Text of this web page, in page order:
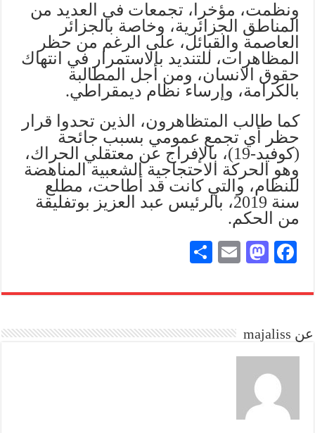
ونظمت، مؤخرا، تجمعات في العديد من
المناطق الجزائرية، وخاصة بالجزائر
العاصمة والقبائل، على الرغم من حظر
المظاهرات، للتنديد بالاستمرار في انتهاك
حقوق الانسان، ومن أجل المطالبة
بالكرامة، وإرساء نظام ديمقراطي.
كما طالب المتظاهرون، الذين تحدوا قرار
حظر أي تجمع عمومي بسبب جائحة
(كوفيد-19)، بالإفراج عن معتقلي الحراك،
وهو الحركة الاحتجاجية الشعبية المناهضة
للنظام، والتي كانت قد أطاحت، مطلع
سنة 2019، بالرئيس عبد العزيز بوتفليقة
من الحكم.
Fa
bo
M
to
n
E
ail
re
عن majaliss